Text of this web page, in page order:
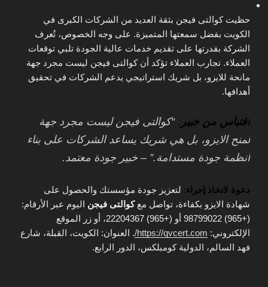
حظيت كوالتى فيجن بثقة العديد من الشركات الكبرى في
الكويت بفضل سمعتها المتميزة. على وجه الخصوص، تُعرف
الشركة بقدرتها على تقديم خدمات عالية الجودة تلبي توقعات
العملاء. تجارب العملاء تؤكد أن كوالتى فيجن ليست مجرد جهة
مانحة للايزو، بل شريك استراتيجي يدعم الشركات في تحقيق
أهدافها.
اقتباس من خبير : “كوالتى فيجن ليست مجرد جهة
لمنح الايزو، بل هي شريك يساعد الشركات على بناء
أنظمة جودة مستدامة.” – خبير جودة معتمد.
دعوة لاتخاذ إجراء: لتعزيز جودة مؤسستك والحصول على
شهادة الايزو بكفاءة، تواصل معكوالتى فيجن اليوم عبر الأرقام:
(+965) 98799022 أو (+965) 22204367، أو زر الموقع
الإلكتروني: https://qvcert.com/ . العنوان: الكويت، القبلة، شارع
فهد السالم، الدولية كومبلكس، الدور الرابع.